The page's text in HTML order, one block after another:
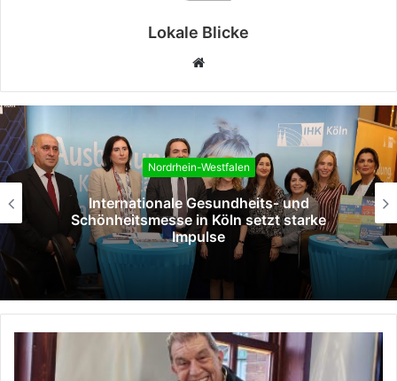
Lokale Blicke
Webseite
Nordrhein-Westfalen
Köln begeht den Tag der
„Ein Zuhause, Eine Hoffnung“ vereint
Familien und Unterstützer